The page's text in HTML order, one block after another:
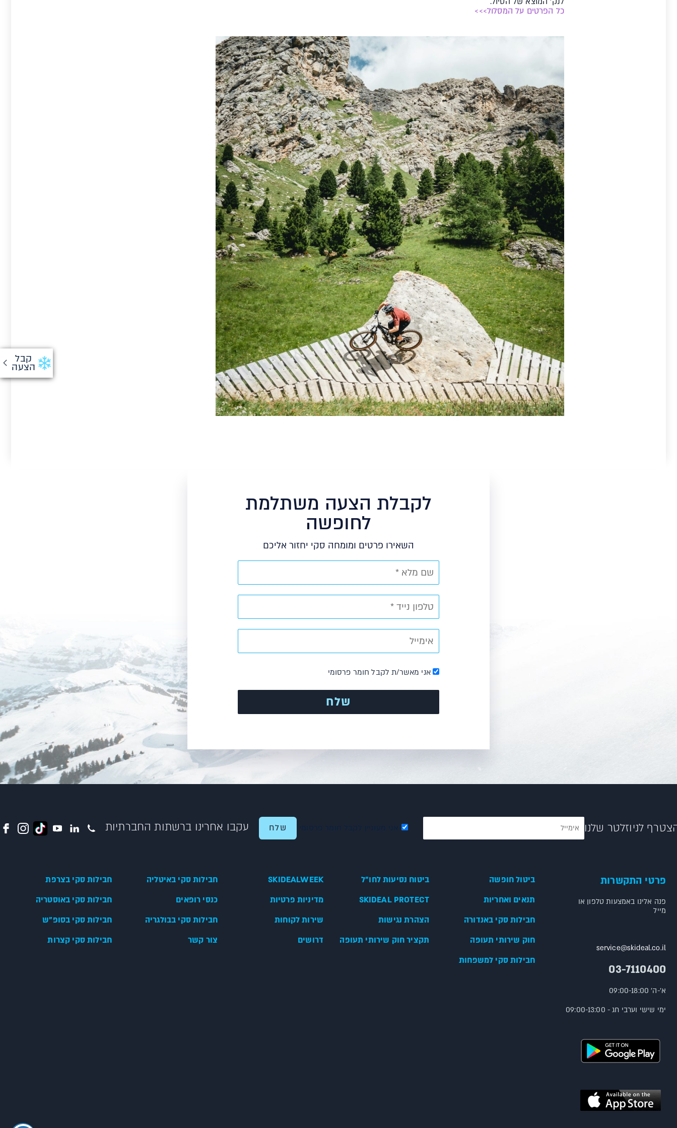
קבל
הצעה
כל הפרטים על המסלול>>>
לקבלת הצעה משתלמת
לחופשה
השאירו פרטים ומומחה סקי יחזור אליכם
אני מאשר/ת לקבל חומר פרסומי
לניוזלטר שלנו עקבו אחרינו ברשתות החברתיות
פרטי התקשרות
פנה אלינו באמצעות טלפון או
מייל
service@skideal.co.il
03-7110400
א'-ה' 09:00-18:00
ימי שישי וערבי חג - 09:00-13:00
ביטול חופשה ביטוח נסיעות לחו"ל SKIDEALWEEK חבילות סקי באיטליה
חבילות סקי בצרפת
תנאים ואחריות
SKIDEAL PROTECT מדיניות פרטיות כנסי רופאים
חבילות סקי באוסטריה
חבילות סקי באנדורה
הצהרת נגישות שירות לקוחות חבילות סקי בבולגריה
חבילות סקי בסופ"ש
חוק שירותי תעופה
תקציר חוק שירותי תעופה דרושים צור קשר
חבילות סקי קצרות
חבילות סקי למשפחות